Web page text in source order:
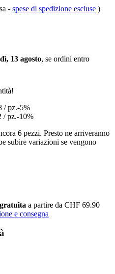
- spese di spedizione escluse )
13 agosto, se ordini entro
/ pz.-5%
/ pz.-10%
6 pezzi. Presto ne arriveranno
subire variazioni se vengono
a partire da CHF 69.90
e consegna